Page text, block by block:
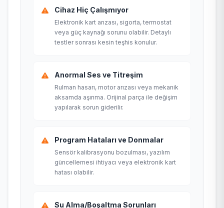
Cihaz Hiç Çalışmıyor
Elektronik kart arızası, sigorta, termostat
veya güç kaynağı sorunu olabilir. Detaylı
testler sonrası kesin teşhis konulur.
Anormal Ses ve Titreşim
Rulman hasarı, motor arızası veya mekanik
aksamda aşınma. Orijinal parça ile değişim
yapılarak sorun giderilir.
Program Hataları ve Donmalar
Sensör kalibrasyonu bozulması, yazılım
güncellemesi ihtiyacı veya elektronik kart
hatası olabilir.
Su Alma/Boşaltma Sorunları